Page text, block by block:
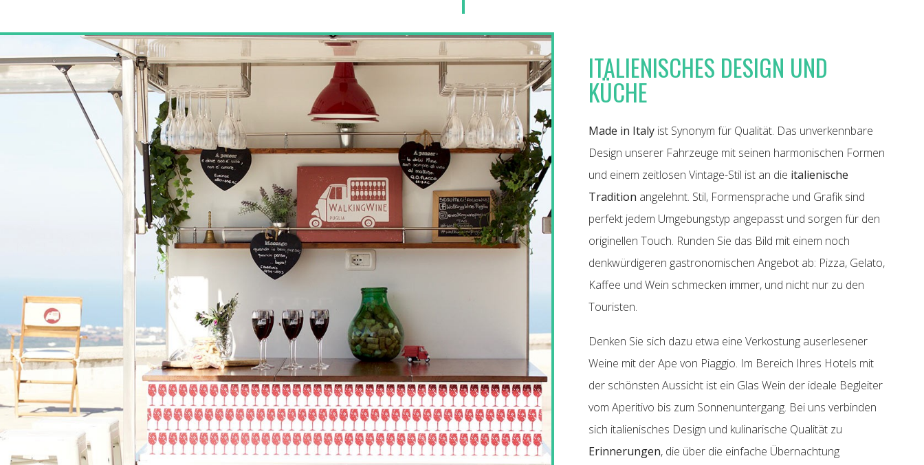
ITALIENISCHES DESIGN UND
KÜCHE
Made in Italy ist Synonym für Qualität. Das unverkennbare
Design unserer Fahrzeuge mit seinen harmonischen Formen
und einem zeitlosen Vintage-Stil ist an die italienische
Tradition angelehnt. Stil, Formensprache und Grafik sind
perfekt jedem Umgebungstyp angepasst und sorgen für den
originellen Touch. Runden Sie das Bild mit einem noch
denkwürdigeren gastronomischen Angebot ab: Pizza, Gelato,
Kaffee und Wein schmecken immer, und nicht nur zu den
Touristen.
Denken Sie sich dazu etwa eine Verkostung auserlesener
Weine mit der Ape von Piaggio. Im Bereich Ihres Hotels mit
der schönsten Aussicht ist ein Glas Wein der ideale Begleiter
vom Aperitivo bis zum Sonnenuntergang. Bei uns verbinden
sich italienisches Design und kulinarische Qualität zu
Erinnerungen, die über die einfache Übernachtung